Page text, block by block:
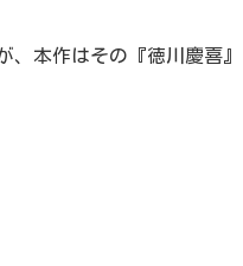
、本作はその『徳川慶喜』